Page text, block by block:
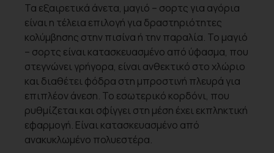
Τα εξαιρετικά άνετα, μαγιό – σορτς για αγόρια
είναι η τέλεια επιλογή για δραστηριότητες
κολύμβησης στην πισίνα ή την παραλία. Το μαγιό
– σορτς είναι κατασκευασμένο από ύφασμα, που
στεγνώνει γρήγορα, είναι ανθεκτικό στο χλώριο
και διαθέτει φόδρα στη μπροστινή πλευρά για
επιπλέον άνεση. Το εσωτερικό κορδόνι, που
ρυθμίζεται και σφίγγει στη μέση έχει εκπληκτική
εφαρμογή. Είναι κατασκευασμένο από
ανακυκλωμένο πολυεστέρα.